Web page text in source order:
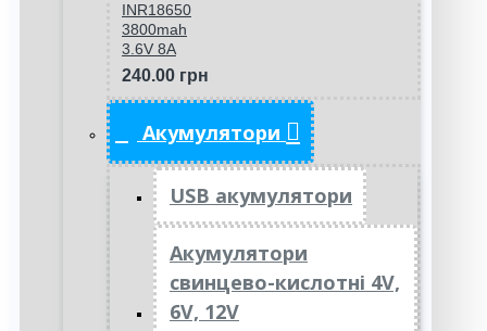
INR18650
3800mah
3.6V 8A
240.00 грн
Акумулятори
USB акумулятори
Акумулятори
свинцево-кислотні 4V,
6V, 12V